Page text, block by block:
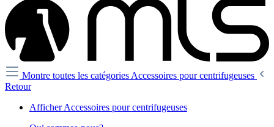
Montre toutes les catégories Accessoires pour centrifugeuses
Retour
Afficher Accessoires pour centrifugeuses